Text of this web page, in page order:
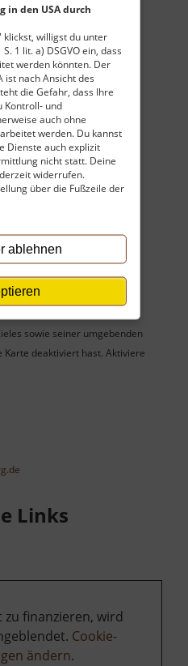
in den USA durch
willigst du unter
1 lit. a) DSGVO ein, dass
werden könnten. Der
ist nach Ansicht des
die Gefahr, dass Ihre
Kontroll- und
auch ohne
werden. Du kannst
Dienste auch explizit
nicht statt. Deine
widerrufen.
über die Fußzeile der
ablehnen
Uhr
Uhr
Uhr
Uhr
Uhr
Uhr
wie sonntags.
sowie seiner umgebenden
Karte deaktiviert hast. Aktiviere
Links
zu finanzieren, wird
Cookie-
ändern.